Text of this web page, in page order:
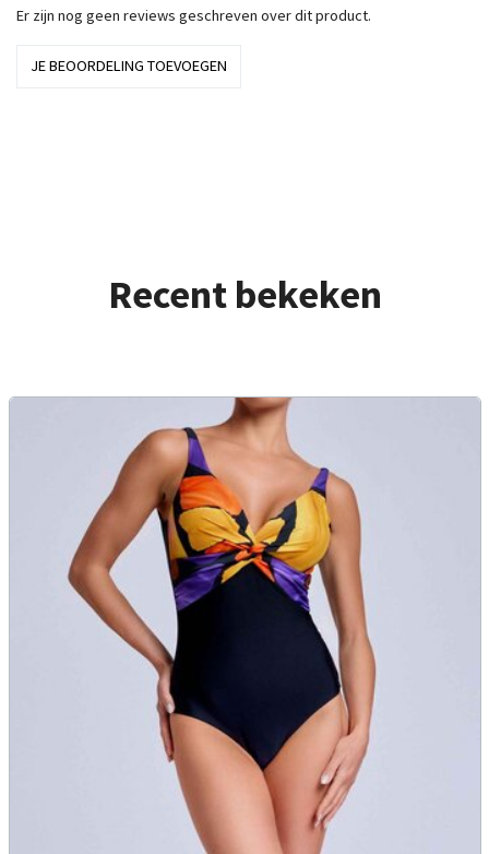
Er zijn nog geen reviews geschreven over dit product.
JE BEOORDELING TOEVOEGEN
Recent bekeken